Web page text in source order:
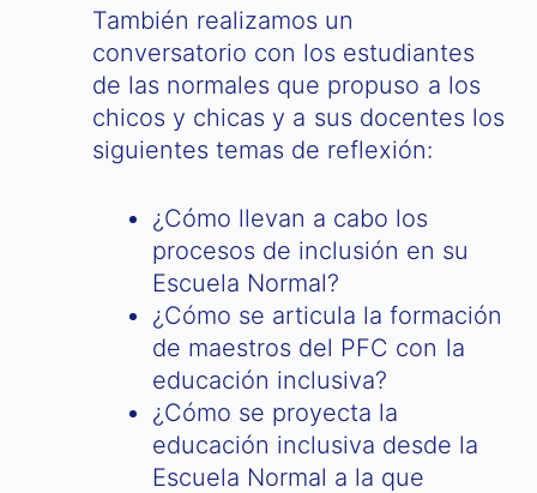
También realizamos un
conversatorio con los estudiantes
de las normales que propuso a los
chicos y chicas y a sus docentes los
siguientes temas de reflexión:
¿Cómo llevan a cabo los
procesos de inclusión en su
Escuela Normal?
¿Cómo se articula la formación
de maestros del PFC con la
educación inclusiva?
¿Cómo se proyecta la
educación inclusiva desde la
Escuela Normal a la que